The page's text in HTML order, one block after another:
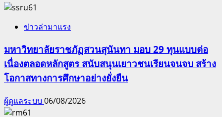
ข่าวล่ามาแรง
มหาวิทยาลัยราชภัฏสวนสุนันทา มอบ 29 ทุนแบบต่อ
เนื่องตลอดหลักสูตร สนับสนุนเยาวชนเรียนจนจบ สร้าง
โอกาสทางการศึกษาอย่างยั่งยืน
ผู้ดูแลระบบ 06/08/2026